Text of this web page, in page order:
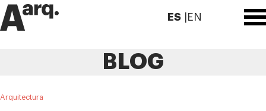
ES EN
BLOG
Arquitectura